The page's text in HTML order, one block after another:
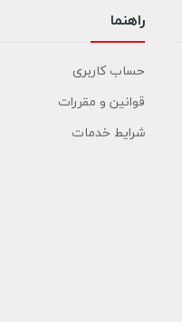
راهنما
حساب کاربری
قوانین و مقررات
شرایط خدمات